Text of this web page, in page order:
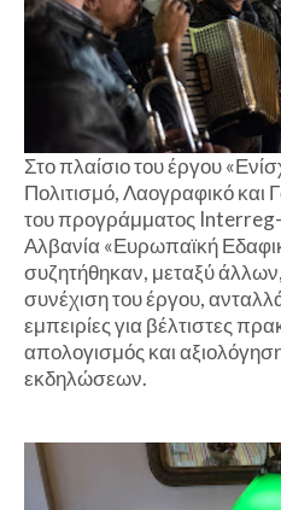
Στο πλαίσιο του έργου
Πολιτισμό, Λαογραφικό και
του προγράμματος
Αλβανία «Ευρωπαϊκή
συζητήθηκαν, μεταξύ άλλων,
συνέχιση του έργου,
εμπειρίες για βέλτιστες
απολογισμός και
εκδηλώσεων.